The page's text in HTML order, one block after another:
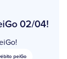
02/04!
peiGo